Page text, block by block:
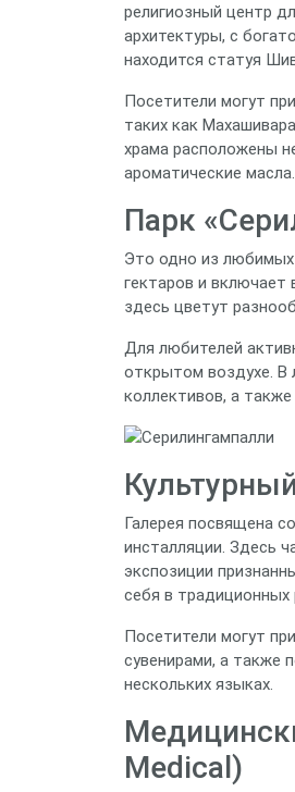
религиозный центр
архитектуры, с
находится статуя
Посетители могут
таких как
храма расположены
ароматические масла.
Парк
Это одно из любимых
гектаров и включает
здесь цветут
Для любителей
открытом воздухе. В
коллективов, а
Галерея посвящена
инсталляции. Здесь
экспозиции
себя в традиционных
Посетители могут
сувенирами, а также
нескольких языках.
Medical)